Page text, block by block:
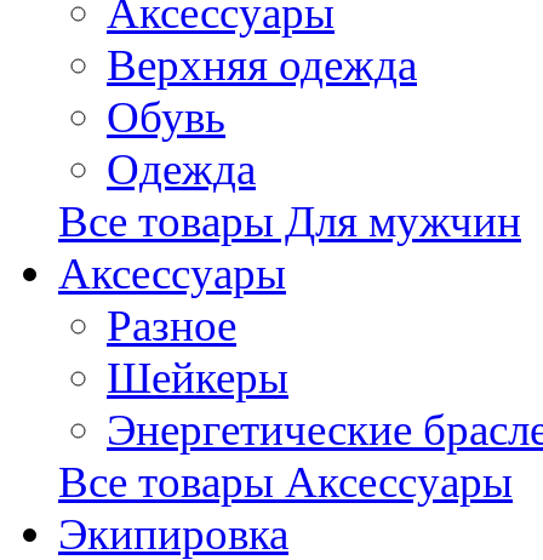
Аксессуары
Верхняя одежда
Обувь
Одежда
Все товары Для мужчин
Аксессуары
Разное
Шейкеры
Энергетические
Все товары Аксессуары
Экипировка